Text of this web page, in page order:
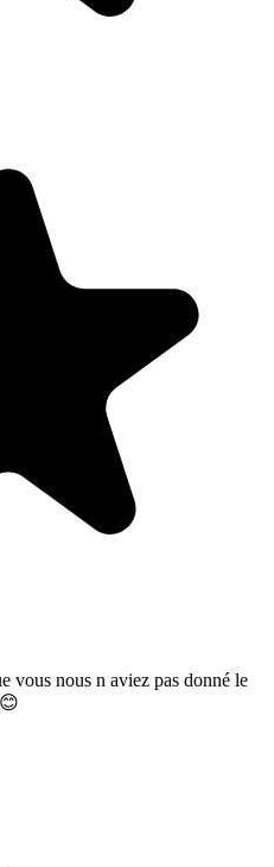
vous nous n aviez pas donné le